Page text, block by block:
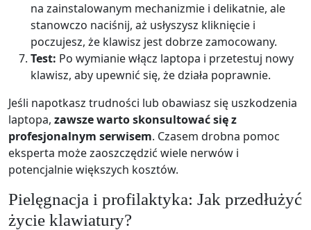
na zainstalowanym mechanizmie i delikatnie, ale
stanowczo naciśnij, aż usłyszysz kliknięcie i
poczujesz, że klawisz jest dobrze zamocowany.
Test: Po wymianie włącz laptopa i przetestuj nowy
klawisz, aby upewnić się, że działa poprawnie.
Jeśli napotkasz trudności lub obawiasz się uszkodzenia
laptopa, zawsze warto skonsultować się z
profesjonalnym serwisem. Czasem drobna pomoc
eksperta może zaoszczędzić wiele nerwów i
potencjalnie większych kosztów.
Pielęgnacja i profilaktyka: Jak przedłużyć
życie klawiatury?